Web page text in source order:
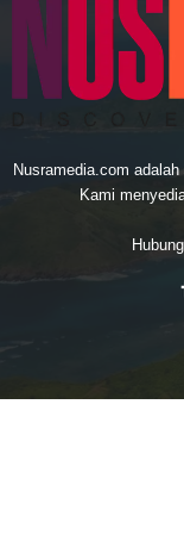
Nusramedia.com
Kami